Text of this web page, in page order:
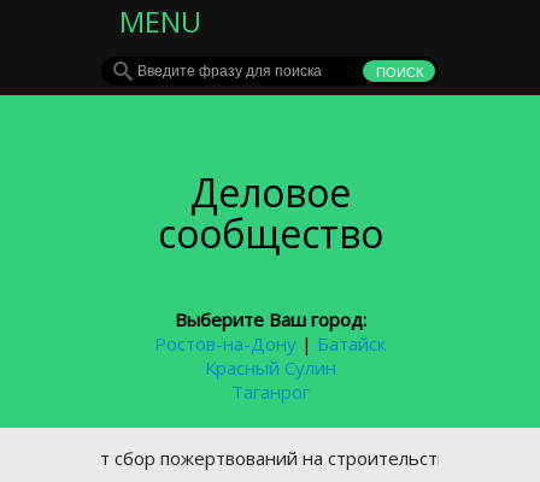
MENU
Деловое
сообщество
Выберите Ваш город:
Ростов-на-Дону | Батайск
Красный Сулин
Таганрог
Открыт сбор пожертвований на строительство храма в